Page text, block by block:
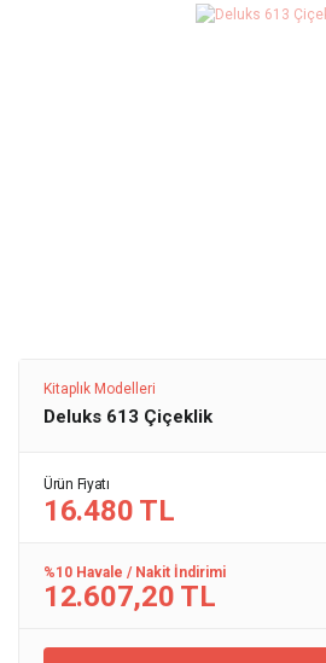
Kitaplık Modelleri
Deluks 613 Çiçeklik
Ürün Fiyatı
16.480 TL
%10 Havale / Nakit İndirimi
12.607,20 TL